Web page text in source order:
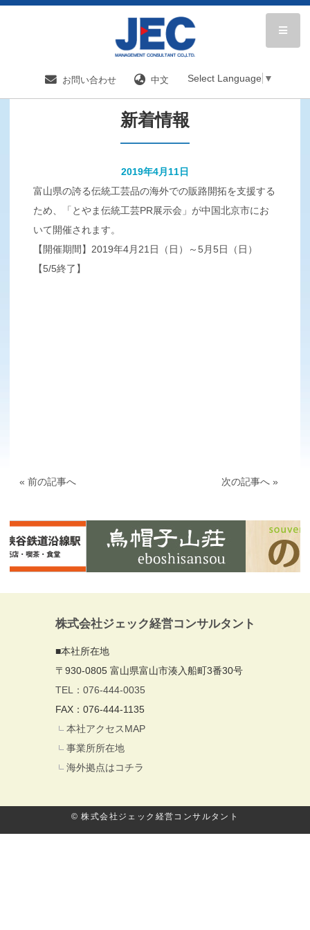
お問い合わせ 中文 Select Language ▼
新着情報／国内分野一覧 新着情報
新着情報
2019年4月11日
富山県の誇る伝統工芸品の海外での販路開拓を支援する
ため、「とやま伝統工芸PR展示会」が中国北京市にお
いて開催されます。
【開催期間】2019年4月21日（日）～5月5日（日）
【5/5終了】
« 前の記事へ 次の記事へ »
株式会社ジェック経営コンサルタント
■本社所在地
〒930-0805 富山県富山市湊入船町3番30号
TEL：076-444-0035
FAX：076-444-1135
本社アクセスMAP
事業所所在地
海外拠点はコチラ
© 株式会社ジェック経営コンサルタント